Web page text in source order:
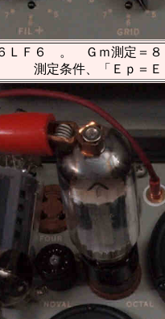
Ｆ６ 。 Ｇｍ測定＝８
ｇ＝１６０Ｖ、Ｅ